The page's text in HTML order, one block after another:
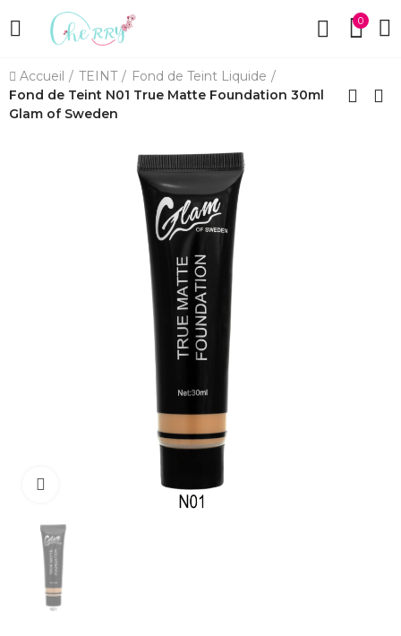
0
Accueil TEINT
Fond de Teint Liquide
Fond de Teint N01 True Matte Foundation 30ml
Glam of Sweden
Cliquez pour agrandir